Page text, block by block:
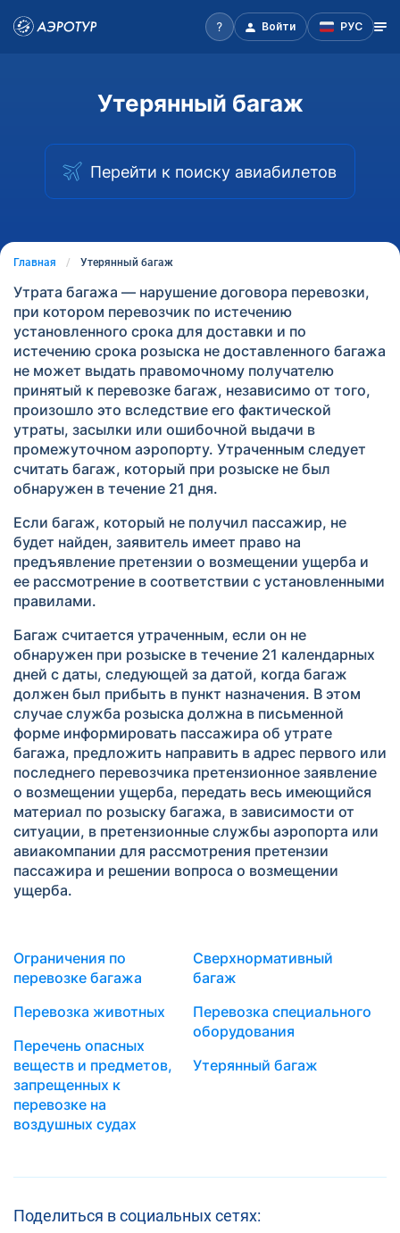
Войти РУС
Утерянный багаж
Перейти к поиску авиабилетов
Главная Утерянный багаж
Утрата багажа — нарушение договора перевозки,
при котором перевозчик по истечению
установленного срока для доставки и по
истечению срока розыска не доставленного багажа
не может выдать правомочному получателю
принятый к перевозке багаж, независимо от того,
произошло это вследствие его фактической
утраты, засылки или ошибочной выдачи в
промежуточном аэропорту. Утраченным следует
считать багаж, который при розыске не был
обнаружен в течение 21 дня.
Если багаж, который не получил пассажир, не
будет найден, заявитель имеет право на
предъявление претензии о возмещении ущерба и
ее рассмотрение в соответствии с установленными
правилами.
Багаж считается утраченным, если он не
обнаружен при розыске в течение 21 календарных
дней с даты, следующей за датой, когда багаж
должен был прибыть в пункт назначения. В этом
случае служба розыска должна в письменной
форме информировать пассажира об утрате
багажа, предложить направить в адрес первого или
последнего перевозчика претензионное заявление
о возмещении ущерба, передать весь имеющийся
материал по розыску багажа, в зависимости от
ситуации, в претензионные службы аэропорта или
авиакомпании для рассмотрения претензии
пассажира и решении вопроса о возмещении
ущерба.
Ограничения по
перевозке багажа
Перевозка животных
Перечень опасных
веществ и предметов,
запрещенных к
перевозке на
воздушных судах
Сверхнормативный
багаж
Перевозка специального
оборудования
Утерянный багаж
Поделиться в социальных сетях: